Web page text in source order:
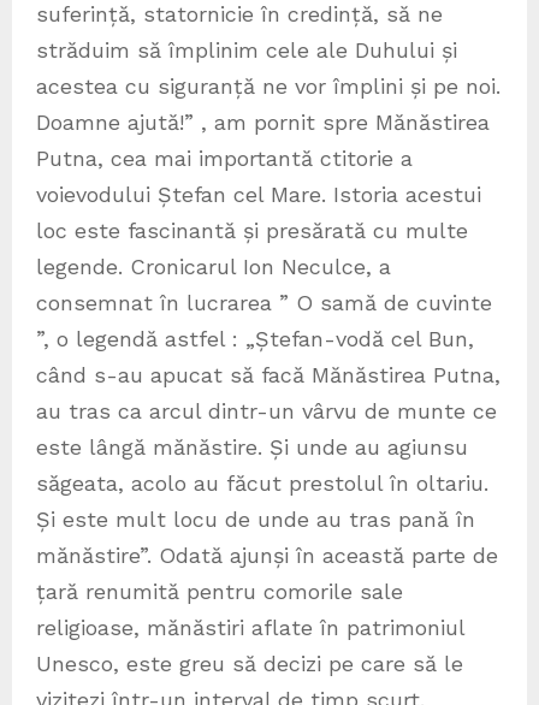
suferință, statornicie în credință, să ne
străduim să împlinim cele ale Duhului și
acestea cu siguranță ne vor împlini și pe noi.
Doamne ajută!” , am pornit spre Mănăstirea
Putna, cea mai importantă ctitorie a
voievodului Ștefan cel Mare. Istoria acestui
loc este fascinantă și presărată cu multe
legende. Cronicarul Ion Neculce, a
consemnat în lucrarea ” O samă de cuvinte
”, o legendă astfel : „Ștefan-vodă cel Bun,
când s-au apucat să facă Mănăstirea Putna,
au tras ca arcul dintr-un vârvu de munte ce
este lângă mănăstire. Și unde au agiunsu
săgeata, acolo au făcut prestolul în oltariu.
Și este mult locu de unde au tras pană în
mănăstire”. Odată ajunși în această parte de
țară renumită pentru comorile sale
religioase, mănăstiri aflate în patrimoniul
Unesco, este greu să decizi pe care să le
vizitezi într-un interval de timp scurt.